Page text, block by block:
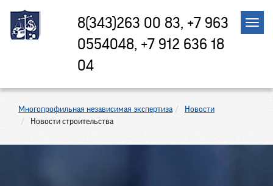
8(343)263 00 83, +7 963
0554048, +7 912 636 18
04
Многопрофильная независимая экспертиза
Новости
Новости строительства